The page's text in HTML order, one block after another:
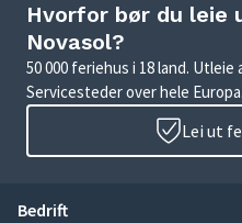
Hvorfor bør du
Novasol?
50 000 feriehus i 18 land. Utleie
Servicesteder over hele
Lei ut
Bedrift